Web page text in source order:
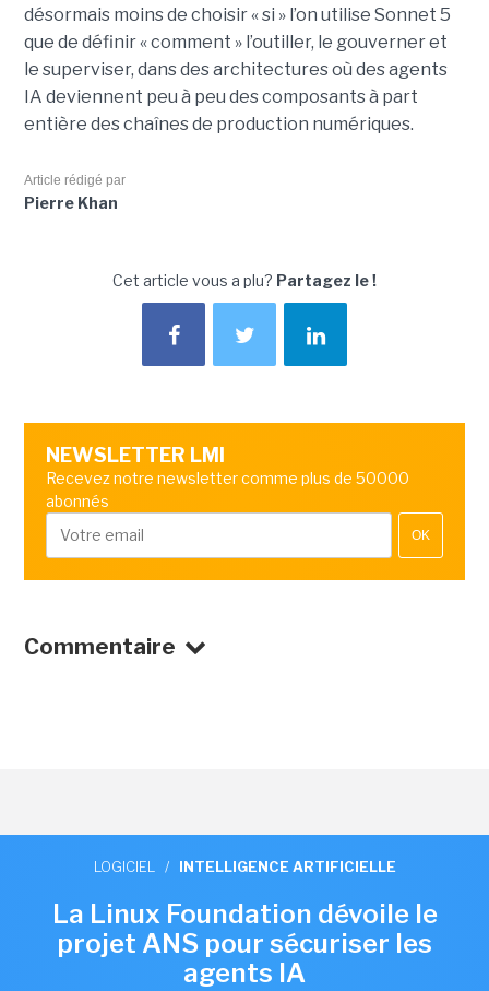
désormais moins de choisir « si » l’on utilise Sonnet 5
que de définir « comment » l’outiller, le gouverner et
le superviser, dans des architectures où des agents
IA deviennent peu à peu des composants à part
entière des chaînes de production numériques.
Article rédigé par
Pierre Khan
Cet article vous a plu? Partagez le !
NEWSLETTER LMI
Recevez notre newsletter comme plus de 50000
abonnés
OK
Commentaire
LOGICIEL / INTELLIGENCE ARTIFICIELLE
La Linux Foundation dévoile le
projet ANS pour sécuriser les
agents IA